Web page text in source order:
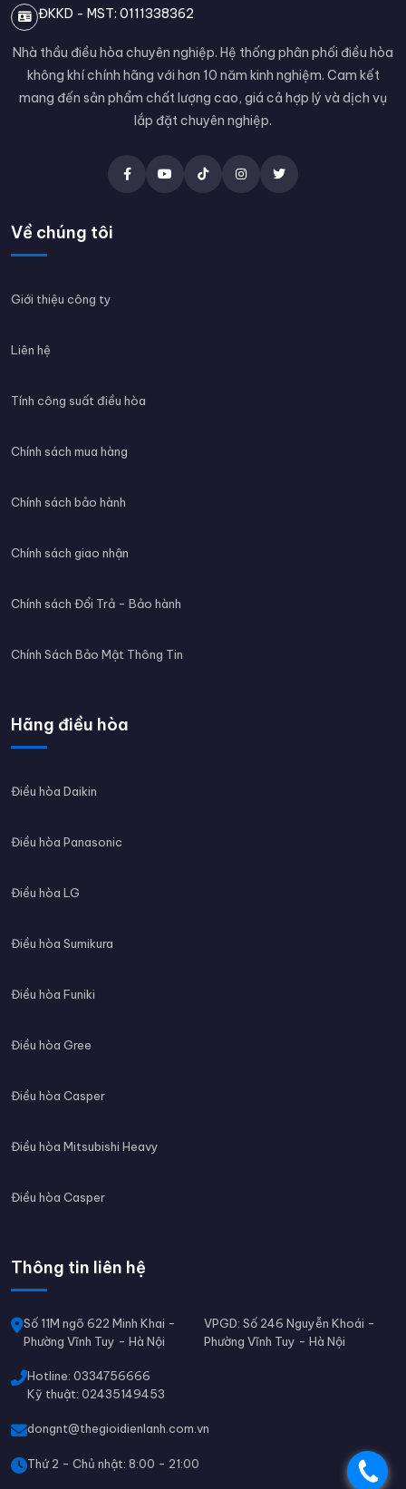
.
ĐKKD - MST: 0111338362
Nhà thầu điều hòa chuyên nghiệp. Hệ thống phân phối điều hòa
không khí chính hãng với hơn 10 năm kinh nghiệm. Cam kết
mang đến sản phẩm chất lượng cao, giá cả hợp lý và dịch vụ
lắp đặt chuyên nghiệp.
Về chúng tôi
Giới thiệu công ty
Liên hệ
Tính công suất điều hòa
Chính sách mua hàng
Chính sách bảo hành
Chính sách giao nhận
Chính sách Đổi Trả - Bảo hành
Chính Sách Bảo Mật Thông Tin
Hãng điều hòa
Điều hòa Daikin
Điều hòa Panasonic
Điều hòa LG
Điều hòa Sumikura
Điều hòa Funiki
Điều hòa Gree
Điều hòa Casper
Điều hòa Mitsubishi Heavy
Điều hòa Casper
Thông tin liên hệ
Số 11M ngõ 622 Minh Khai -
Phường Vĩnh Tuy - Hà Nội
VPGD: Số 246 Nguyễn Khoái -
Phường Vĩnh Tuy - Hà Nội
Hotline: 0334756666
Kỹ thuật: 02435149453
dongnt@thegioidienlanh.com.vn
Thứ 2 - Chủ nhật: 8:00 - 21:00